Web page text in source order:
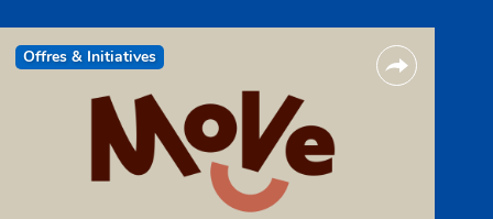
Offres & Initiatives